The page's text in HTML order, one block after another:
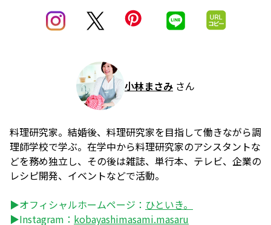
小林まさみ さん
料理研究家。結婚後、料理研究家を目指して働きながら調
理師学校で学ぶ。在学中から料理研究家のアシスタントな
どを務め独立し、その後は雑誌、単行本、テレビ、企業の
レシピ開発、イベントなどで活動。
▶オフィシャルホームページ： ひといき。
▶Instagram： kobayashimasami.masaru